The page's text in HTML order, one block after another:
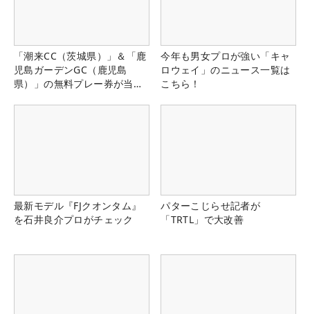
「潮来CC（茨城県）」＆「鹿
児島ガーデンGC（鹿児島
県）」の無料プレー券が当た
今年も男女プロが強い「キャ
ロウェイ」のニュース一覧は
こちら！
最新モデル『FJクオンタム』
を石井良介プロがチェック
パターこじらせ記者が
「TRTL」で大改善